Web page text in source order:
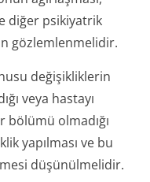
diğer psikiyatrik
gözlemlenmelidir.
değişikliklerin
veya hastayı
olmadığı
yapılması ve bu
düşünülmelidir.